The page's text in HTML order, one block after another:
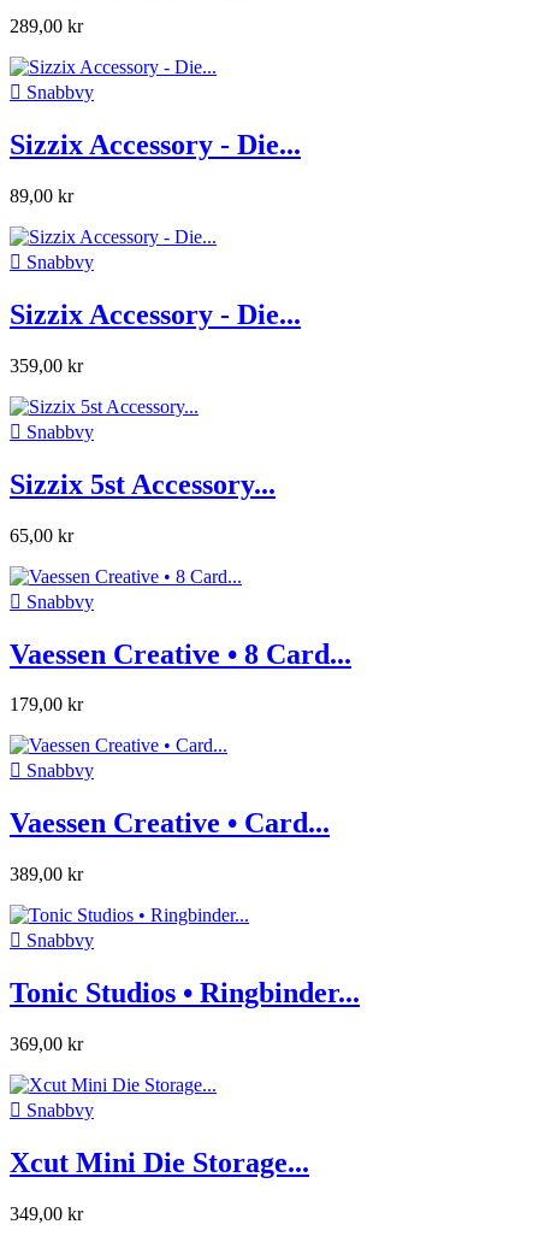
289,00 kr
 Snabbvy
Sizzix Accessory - Die...
89,00 kr
 Snabbvy
Sizzix Accessory - Die...
359,00 kr
 Snabbvy
Sizzix 5st Accessory...
65,00 kr
 Snabbvy
Vaessen Creative • 8 Card...
179,00 kr
 Snabbvy
Vaessen Creative • Card...
389,00 kr
 Snabbvy
Tonic Studios • Ringbinder...
369,00 kr
 Snabbvy
Xcut Mini Die Storage...
349,00 kr